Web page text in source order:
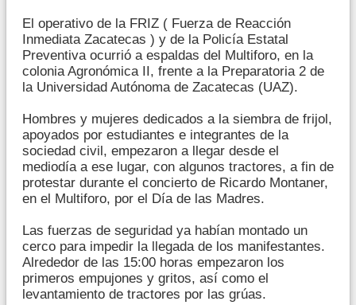
El operativo de la FRIZ ( Fuerza de Reacción
Inmediata Zacatecas ) y de la Policía Estatal
Preventiva ocurrió a espaldas del Multiforo, en la
colonia Agronómica II, frente a la Preparatoria 2 de
la Universidad Autónoma de Zacatecas (UAZ).
Hombres y mujeres dedicados a la siembra de frijol,
apoyados por estudiantes e integrantes de la
sociedad civil, empezaron a llegar desde el
mediodía a ese lugar, con algunos tractores, a fin de
protestar durante el concierto de Ricardo Montaner,
en el Multiforo, por el Día de las Madres.
Las fuerzas de seguridad ya habían montado un
cerco para impedir la llegada de los manifestantes.
Alrededor de las 15:00 horas empezaron los
primeros empujones y gritos, así como el
levantamiento de tractores por las grúas.